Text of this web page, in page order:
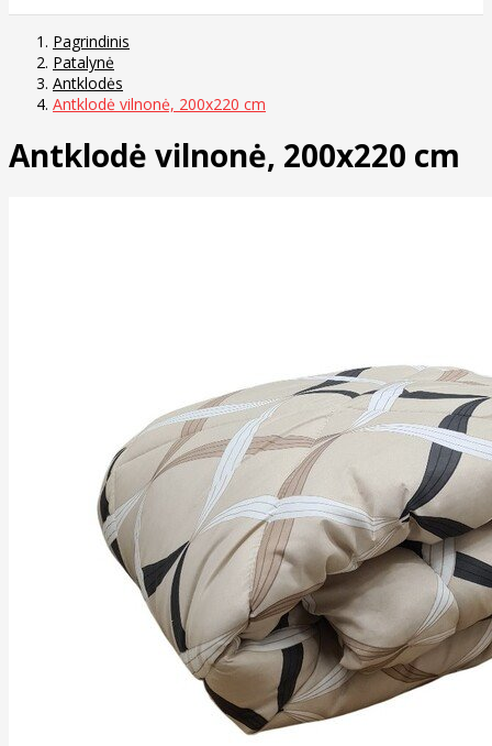
Pagrindinis
Patalynė
Antklodės
Antklodė vilnonė, 200x220 cm
Antklodė vilnonė, 200x220 cm